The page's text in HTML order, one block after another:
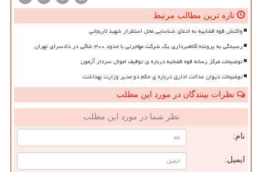
تازه ترین مطالب مرتبط
واکنش قوه قضاییه به ادعای شناسایی محل استقرار شهید لاریجانی
رسیدگی به پرونده کلاهبرداری یک شرکت مهاجرتی با حدود ۳۰۰ شاکی در دادسرای تهران
توضیحات مرکز رسانه قوه قضائیه درباره ی توقیف اموال سردار آزمون
توضیحات دیوان عدالت اداری درباره ی حکم دو مدیر وزارت بهداشت
نظرات بینندگان در مورد این مطلب
نظر شما در مورد این مطلب
نام:
ایمیل: